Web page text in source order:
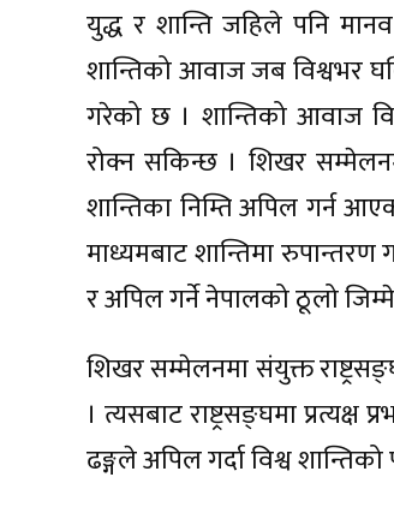
युद्ध र शान्ति जहिले पनि
शान्तिको आवाज जब विश्वभर
गरेको छ । शान्तिको आवाज
रोक्न सकिन्छ । शिखर
शान्तिका निम्ति अपिल गर्न
माध्यमबाट शान्तिमा
र अपिल गर्ने नेपालको ठूलो
शिखर सम्मेलनमा संयुक्त
। त्यसबाट राष्ट्रसङ्घमा
ढङ्गले अपिल गर्दा विश्व